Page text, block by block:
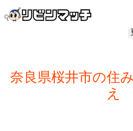
奈良県桜井市の住
え